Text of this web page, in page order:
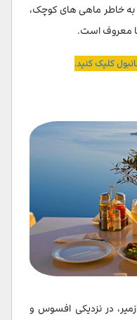
به خاطر ماهی های کوچک،
معروف است.
کلیک کنید.
در نزدیکی افسوس و